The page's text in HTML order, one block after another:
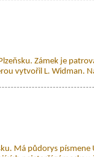
Zámek je
vytvořil L. Widman.
Má půdorys písmene